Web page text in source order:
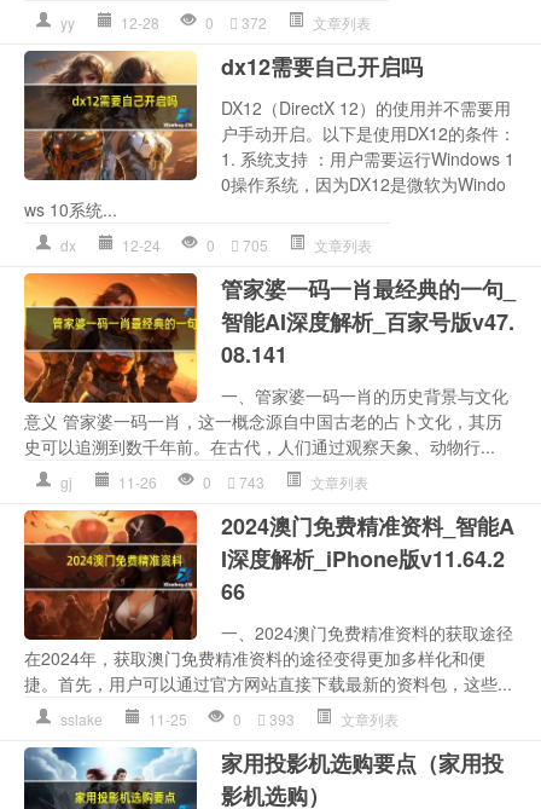
yy 12-28 0 372 文章列表
dx12需要自己开启吗
DX12（DirectX 12）的使用并不需要用
户手动开启。以下是使用DX12的条件：
1. 系统支持 ：用户需要运行Windows 1
0操作系统，因为DX12是微软为Windo
ws 10系统...
dx 12-24 0 705 文章列表
管家婆一码一肖最经典的一句_
智能AI深度解析_百家号版v47.
08.141
一、管家婆一码一肖的历史背景与文化
意义 管家婆一码一肖，这一概念源自中国古老的占卜文化，其历
史可以追溯到数千年前。在古代，人们通过观察天象、动物行...
gj 11-26 0 743 文章列表
2024澳门免费精准资料_智能A
I深度解析_iPhone版v11.64.2
66
一、2024澳门免费精准资料的获取途径
在2024年，获取澳门免费精准资料的途径变得更加多样化和便
捷。首先，用户可以通过官方网站直接下载最新的资料包，这些...
sslake 11-25 0 393 文章列表
家用投影机选购要点（家用投
影机选购）